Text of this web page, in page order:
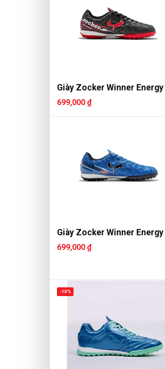
Giày Zocker Winner Energy
699,000 ₫
Giày Zocker Winner Energy
699,000 ₫
-10%